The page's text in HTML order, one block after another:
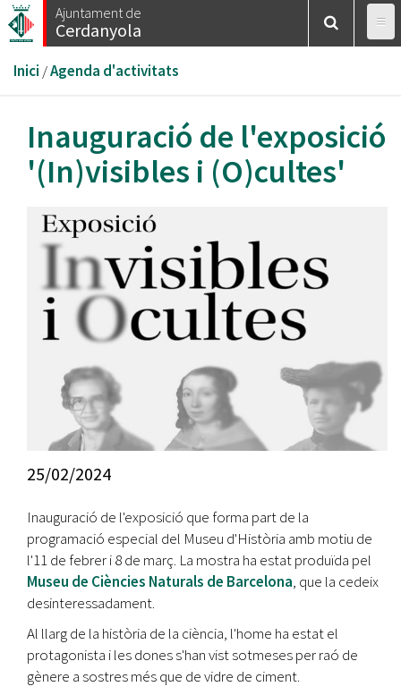
Vés
al
Ajuntament de
Cerdanyola
Esteu
aquí
Inici /Agenda d'activitats
Inauguració de l'exposició
'(In)visibles i (O)cultes'
25/02/2024
Inauguració de l'exposició que forma part de la
programació especial del Museu d'Història amb motiu de
l'11 de febrer i 8 de març. La mostra ha estat produïda pel
Museu de Ciències Naturals de Barcelona, que la cedeix
desinteressadament.
Al llarg de la història de la ciència, l'home ha estat el
protagonista i les dones s'han vist sotmeses per raó de
gènere a sostres més que de vidre de ciment.